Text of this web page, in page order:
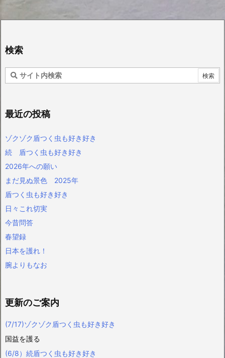
検索
最近の投稿
ゾクゾク盾つく虫も好き好き
続 盾つく虫も好き好き
2026年への願い
まだ見ぬ景色 2025年
盾つく虫も好き好き
日々これ切実
今昔問答
春望録
日本を護れ！
腕よりもなお
更新のご案内
(7/17)ゾクゾク盾つく虫も好き好き
国益を護る
(6/8）続盾つく虫も好き好き